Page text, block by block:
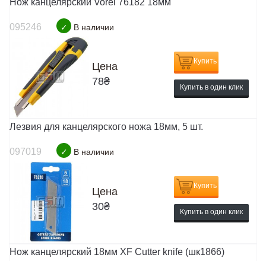
095246 ✓ В наличии
Цена
78₴
Купить
Купить в один клик
Лезвия для канцелярского ножа 18мм, 5 шт.
097019 ✓ В наличии
Цена
30₴
Купить
Купить в один клик
Нож канцелярский 18мм ХF Cutter knife (шк1866)